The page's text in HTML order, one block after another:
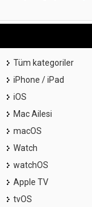
Tüm kategoriler
iPhone / iPad
iOS
Mac Ailesi
macOS
Watch
watchOS
Apple TV
tvOS